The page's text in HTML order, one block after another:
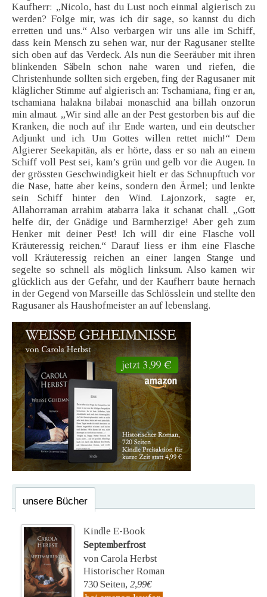
Kaufherr: „Nicolo, hast du Lust noch einmal algierisch zu
werden? Folge mir, was ich dir sage, so kannst du dich
erretten und uns.“ Also verbargen wir uns alle im Schiff,
dass kein Mensch zu sehen war, nur der Ragusaner stellte
sich oben auf das Verdeck. Als nun die Seeräuber mit ihren
blinkenden Säbeln schon nahe waren und riefen, die
Christenhunde sollten sich ergeben, fing der Ragusaner mit
kläglicher Stimme auf algierisch an: Tschamiana, fing er an,
tschamiana halakna bilabai monaschid ana billah onzorun
min almaut. „Wir sind alle an der Pest gestorben bis auf die
Kranken, die noch auf ihr Ende warten, und ein deutscher
Adjunkt und ich. Um Gottes willen rettet mich!“ Dem
Algierer Seekapitän, als er hörte, dass er so nah an einem
Schiff voll Pest sei, kam’s grün und gelb vor die Augen. In
der grössten Geschwindigkeit hielt er das Schnupftuch vor
die Nase, hatte aber keins, sondern den Ärmel; und lenkte
sein Schiff hinter den Wind. Lajonzork, sagte er,
Allahorraman arrahim atabarra laka it schanat chall. „Gott
helfe dir, der Gnädige und Barmherzige! Aber geh zum
Henker mit deiner Pest! Ich will dir eine Flasche voll
Kräuteressig reichen.“ Darauf liess er ihm eine Flasche
voll Kräuteressig reichen an einer langen Stange und
segelte so schnell als möglich linksum. Also kamen wir
glücklich aus der Gefahr, und der Kaufherr baute hernach
in der Gegend von Marseille das Schlösslein und stellte den
Ragusaner als Haushofmeister an auf lebenslang.
unsere Bücher
Kindle E-Book
Septemberfrost
von Carola Herbst
Historischer Roman
730 Seiten, 2,99€